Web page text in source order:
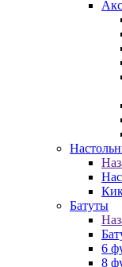
Батуты
6
8